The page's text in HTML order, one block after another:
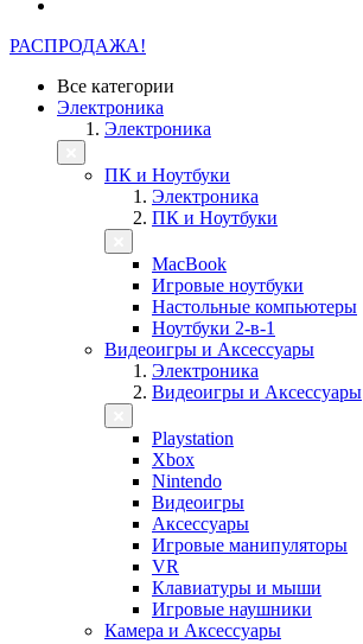
РАСПРОДАЖА!
Все категории
Электроника
Электроника
ПК и Ноутбуки
Электроника
ПК и Ноутбуки
MacBook
Игровые ноутбуки
Настольные компьютеры
Ноутбуки 2-в-1
Видеоигры и Аксессуары
Электроника
Видеоигры и Аксессуары
Playstation
Xbox
Nintendo
Видеоигры
Аксессуары
Игровые манипуляторы
VR
Клавиатуры и мыши
Игровые наушники
Камера и Аксессуары